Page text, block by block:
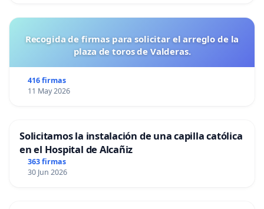
Recogida de firmas para solicitar el arreglo de la
plaza de toros de Valderas.
416 firmas
11 May 2026
Solicitamos la instalación de una capilla católica
en el Hospital de Alcañiz
363 firmas
30 Jun 2026